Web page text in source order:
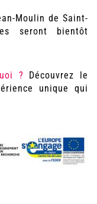
Moulin de Saint-
seront bientôt
? Découvrez le
unique qui